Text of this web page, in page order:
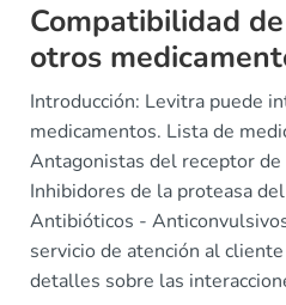
Compatibilidad
otros
Introducción: Levitra puede
medicamentos. Lista de
Antagonistas del receptor
Inhibidores de la proteasa
Antibióticos -
servicio de atención al
detalles sobre las